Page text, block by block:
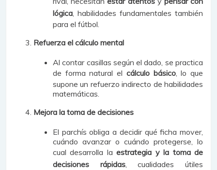
lógica, habilidades fundamentales también
para el fútbol.
Refuerza el cálculo mental
Al contar casillas según el dado, se practica
de forma natural el cálculo básico, lo que
supone un refuerzo indirecto de habilidades
matemáticas.
Mejora la toma de decisiones
El parchís obliga a decidir qué ficha mover,
cuándo avanzar o cuándo protegerse, lo
cual desarrolla laestrategia y la toma de
decisiones rápidas, cualidades útiles